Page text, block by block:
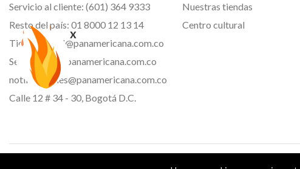
x
Servicio al cliente: (601) 364 9333
Resto del país: 01 8000 12 13 14
Tiendavirtual@panamericana.com.co
Servicliente@panamericana.com.co
notificaciones@panamericana.com.co
Calle 12 # 34 - 30, Bogotá D.C.
Nuestras tiendas
Centro cultural